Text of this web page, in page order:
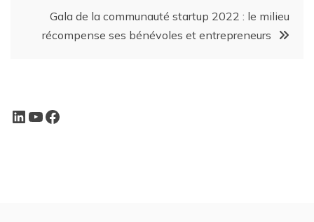
Gala de la communauté startup 2022 : le milieu
récompense ses bénévoles et entrepreneurs